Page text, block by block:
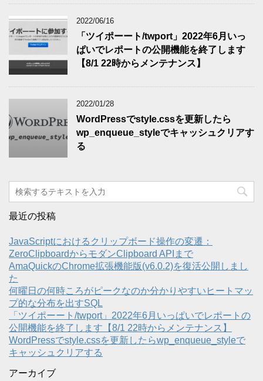
2022/06/16
「ツイポーート/twport」2022年6月いっ
ぱいでレポートの公開機能を終了します
【8/1 22時からメンテナンス】
2022/01/28
WordPressでstyle.cssを更新したら
wp_enqueue_styleでキャッシュクリアす
る
最近の投稿
JavaScriptにおけるクリップボード操作の変遷：
ZeroClipboardからモダンClipboard APIまで
AmaQuickのChrome拡張機能版(v6.0.2)を復活公開しまし
た
何曜日の何時ころがピークなのか分かりやすいヒートマッ
プ的な分布を出すSQL
「ツイポーート/twport」2022年6月いっぱいでレポートの
公開機能を終了します【8/1 22時からメンテナンス】
WordPressでstyle.cssを更新したらwp_enqueue_styleで
キャッシュクリアする
アーカイブ